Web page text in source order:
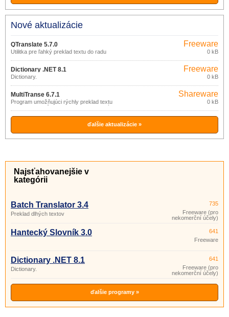
Nové aktualizácie
QTranslate 5.7.0
Utilitka pre ľahký preklad textu do radu
Freeware
0 kB
Dictionary .NET 8.1
Dictionary.
Freeware
(pro
nekomerční
účely)
0 kB
MultiTranse 6.7.1
Program umožňujúci rýchly preklad textu
medzi radom rôznych jazykov (anglický,
arabský, čínsky, český, dánsky,
holandský, …), s využitím rôznych
jazykových zdrojov na internete.
Shareware
0 kB
ďalšie aktualizácie »
Najsťahovanejšie v
kategórii
Batch Translator 3.4
Preklad dlhých textov
735
Freeware (pro
nekomerční účely)
Hantecký Slovník 3.0
641
Freeware
Dictionary .NET 8.1
Dictionary.
641
Freeware (pro
nekomerční účely)
ďalšie programy »